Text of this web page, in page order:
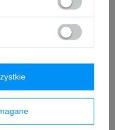
Najniższa cena produktu w
okresie 30 dni przed
wprowadzeniem obniżki:
49,99 zł -11%
+ Dodaj do porównania